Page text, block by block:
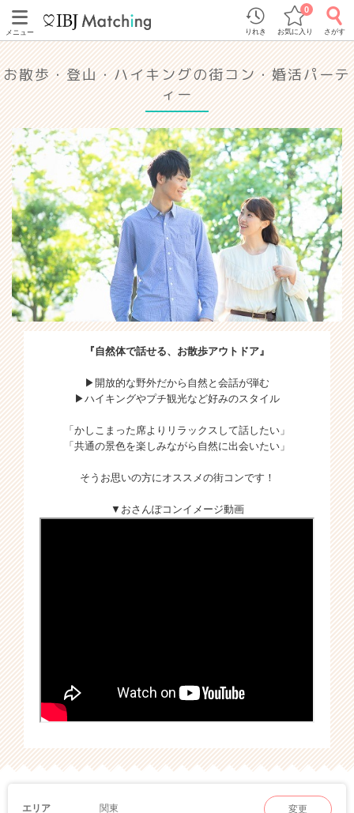
メニュー りれき お気に入り
0
さがす
お散歩・登山・ハイキングの街コン・婚活パーテ
ィー
『自然体で話せる、お散歩アウトドア』
▶開放的な野外だから自然と会話が弾む
▶ハイキングやプチ観光など好みのスタイル
「かしこまった席よりリラックスして話したい」
「共通の景色を楽しみながら自然に出会いたい」
そうお思いの方にオススメの街コンです！
▼おさんぽコンイメージ動画
エリア 関東 変更